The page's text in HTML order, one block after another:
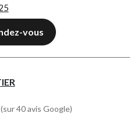
vous
(sur 40 avis Google)